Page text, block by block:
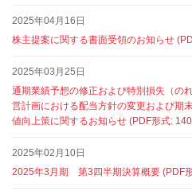
2025年04月16日
株主提案に関する書面受領のお知らせ
2025年03月25日
通期業績予想の修正および特別損失（の
営計画における配当方針の変更および期
値向上策に関するお知らせ (PDF形式:
2025年02月10日
2025年3月期 第3四半期決算概要 (PDF